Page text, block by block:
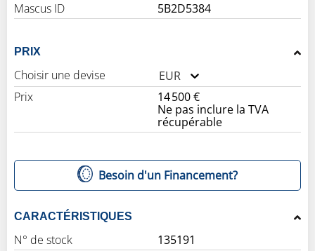
Mascus ID
5B2D5384
PRIX
Choisir une devise
EUR
Prix
14 500 €
Ne pas inclure la TVA
récupérable
Besoin d'un Financement?
CARACTÉRISTIQUES
N° de stock
135191